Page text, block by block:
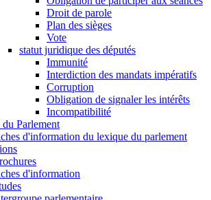
Droit de parole
Plan des sièges
Vote
statut juridique des députés
Immunité
Interdiction des mandats impératifs
Corruption
Obligation de signaler les intérêts
Incompatibilité
Parlement
d'information du lexique du parlement
d'information